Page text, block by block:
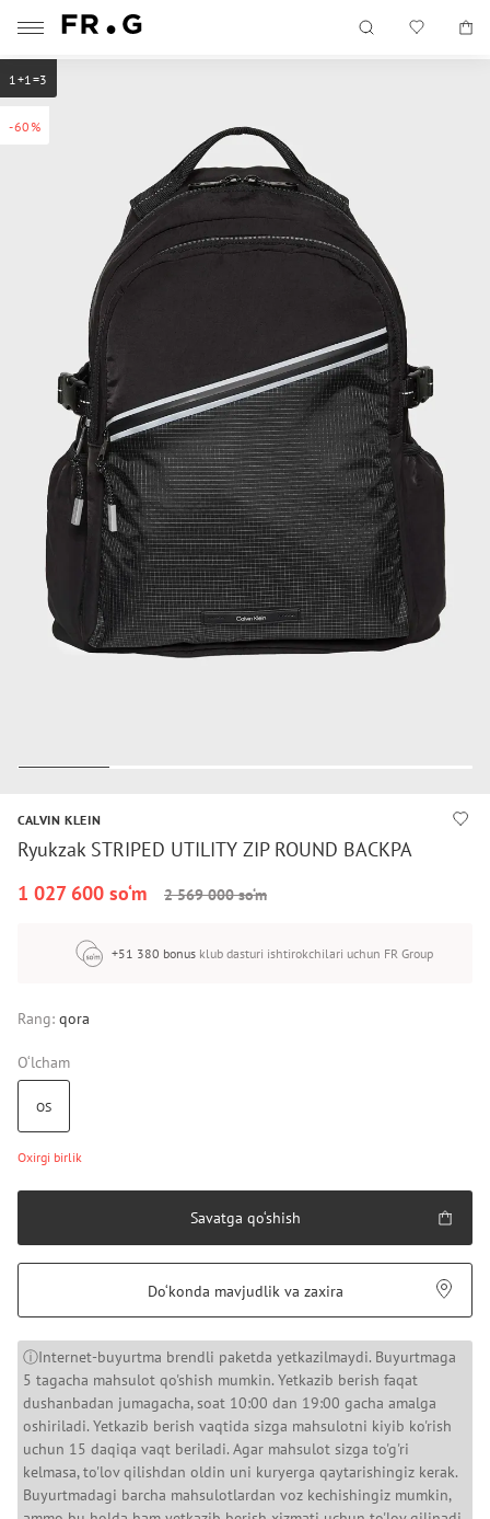
-60%
1+1=3
CALVIN KLEIN
Ryukzak STRIPED UTILITY ZIP ROUND BACKPA
1 027 600 so‘m
2 569 000 so‘m
+51 380 bonus klub dasturi ishtirokchilari uchun FR Group
Rang: qora
O‘lcham
OS
Oxirgi birlik
Savatga qo‘shish
Do‘konda mavjudlik va zaxira
ⓘInternet-buyurtma brendli paketda yetkazilmaydi. Buyurtmaga
5 tagacha mahsulot qo'shish mumkin. Yetkazib berish faqat
dushanbadan jumagacha, soat 10:00 dan 19:00 gacha amalga
oshiriladi. Yetkazib berish vaqtida sizga mahsulotni kiyib ko'rish
uchun 15 daqiqa vaqt beriladi. Agar mahsulot sizga to'g'ri
kelmasa, to'lov qilishdan oldin uni kuryerga qaytarishingiz kerak.
Buyurtmadagi barcha mahsulotlardan voz kechishingiz mumkin,